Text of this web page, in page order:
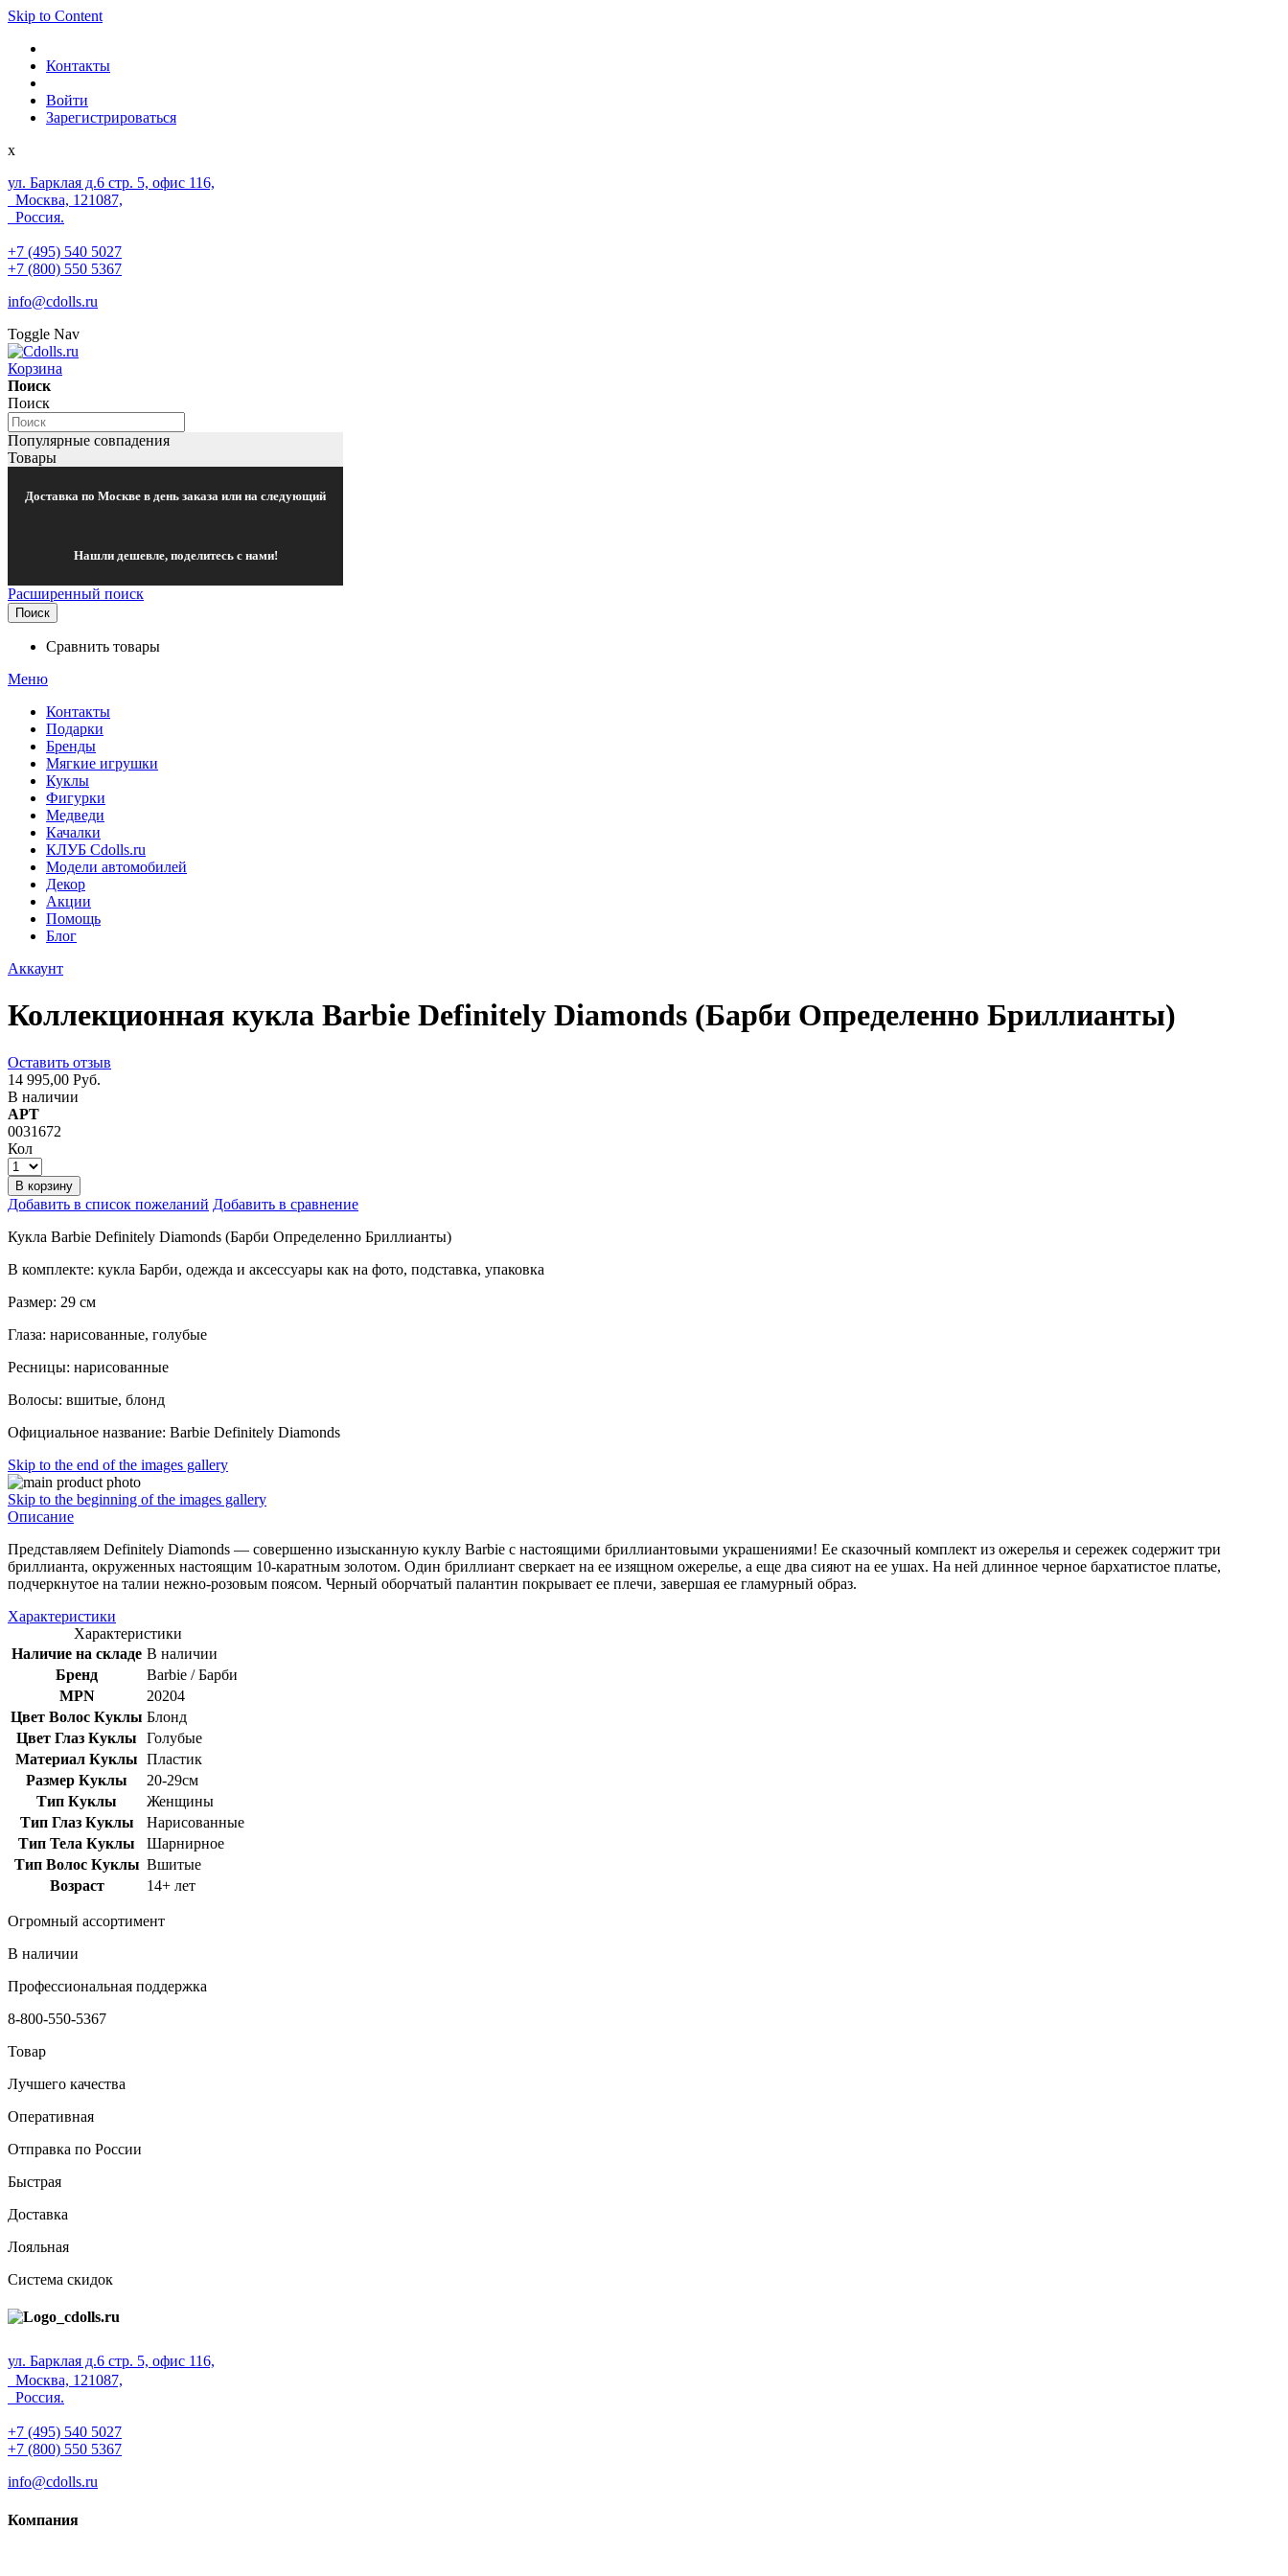
Skip to Content
Контакты
Войти
Зарегистрироваться
x
ул. Барклая д.6 стр. 5, офис 116,
Москва, 121087,
Россия.
+7 (495) 540 5027
+7 (800) 550 5367
info@cdolls.ru
Toggle Nav
Корзина
Поиск
Поиск
Популярные совпадения
Товары
Доставка по Москве в день заказа или на следующий
Нашли дешевле, поделитесь с нами!
Расширенный поиск
Поиск
Сравнить товары
Меню
Контакты
Подарки
Бренды
Мягкие игрушки
Куклы
Фигурки
Медведи
Качалки
КЛУБ Cdolls.ru
Модели автомобилей
Декор
Акции
Помощь
Блог
Аккаунт
Коллекционная кукла Barbie Definitely Diamonds (Барби Определенно Бриллианты)
Оставить отзыв
14 995,00 Руб.
В наличии
АРТ
0031672
Кол
В корзину
Добавить в список пожеланий Добавить в сравнение
Кукла Barbie Definitely Diamonds (Барби Определенно Бриллианты)
В комплекте: кукла Барби, одежда и аксессуары как на фото, подставка, упаковка
Размер: 29 см
Глаза: нарисованные, голубые
Ресницы: нарисованные
Волосы: вшитые, блонд
Официальное название: Barbie Definitely Diamonds
Skip to the end of the images gallery
Skip to the beginning of the images gallery
Описание
Представляем Definitely Diamonds — совершенно изысканную куклу Barbie с настоящими бриллиантовыми украшениями! Ее сказочный комплект из ожерелья и сережек содержит три
бриллианта, окруженных настоящим 10-каратным золотом. Один бриллиант сверкает на ее изящном ожерелье, а еще два сияют на ее ушах. На ней длинное черное бархатистое платье,
подчеркнутое на талии нежно-розовым поясом. Черный оборчатый палантин покрывает ее плечи, завершая ее гламурный образ.
Характеристики
Характеристики
Наличие на складе В наличии
Бренд
Barbie / Барби
MPN
20204
Цвет Волос Куклы Блонд
Цвет Глаз Куклы
Голубые
Материал Куклы Пластик
Размер Куклы
20-29см
Тип Куклы
Женщины
Тип Глаз Куклы
Нарисованные
Тип Тела Куклы
Шарнирное
Тип Волос Куклы Вшитые
Возраст
14+ лет
Огромный ассортимент
В наличии
Профессиональная поддержка
8-800-550-5367
Товар
Лучшего качества
Оперативная
Отправка по России
Быстрая
Доставка
Лояльная
Система скидок
ул. Барклая д.6 стр. 5, офис 116,
Москва, 121087,
Россия.
+7 (495) 540 5027
+7 (800) 550 5367
info@cdolls.ru
Компания